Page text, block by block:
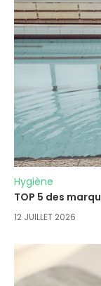
Hygiène
TOP 5 des
12 JUILLET 2026